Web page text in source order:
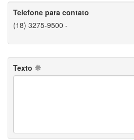
Telefone para contato
(18) 3275-9500 -
Texto